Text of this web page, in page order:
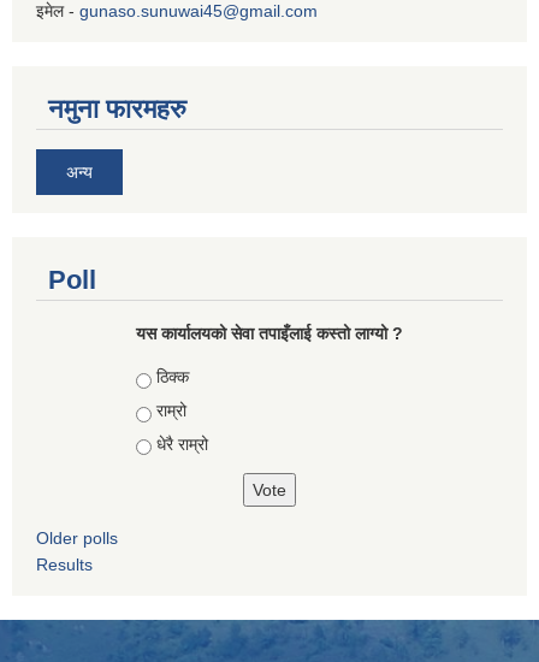
इमेल - gunaso.sunuwai45@gmail.com
नमुना फारमहरु
अन्य
Poll
यस कार्यालयको सेवा तपाइँलाई कस्तो लाग्यो ?
Choices
ठिक्क
राम्रो
धेरै राम्रो
Older polls
Results